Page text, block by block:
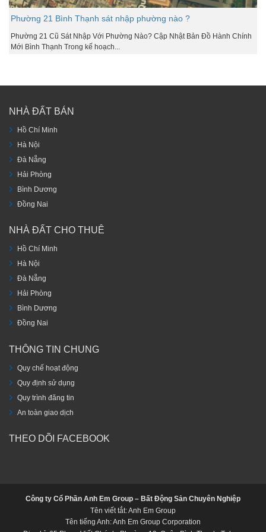
Phường 21 Bình Thạnh sát nhập phường nào ?
Phường 21 Cũ Sát Nhập Với Phường Nào? Cập Nhật Bản Đồ Hành Chính
Mới Bình Thạnh Trong kế hoạch...
NHÀ ĐẤT BÁN
Hồ Chí Minh
Hà Nội
Đà Nẵng
Hải Phòng
Bình Dương
Đồng Nai
NHÀ ĐẤT CHO THUÊ
Hồ Chí Minh
Hà Nội
Đà Nẵng
Hải Phòng
Bình Dương
Đồng Nai
THÔNG TIN CHUNG
Quy chế hoạt động
Quy định sử dụng
Quy trình đăng tin
An toàn giao dịch
THEO DÕI FACEBOOK
Công ty Cổ Phần Anh Em Group – Bất Động Sản Chuyên Nghiệp
Tên viết tắt: Anh Em Group
Tên tiếng Anh: Anh Em Group Corporation